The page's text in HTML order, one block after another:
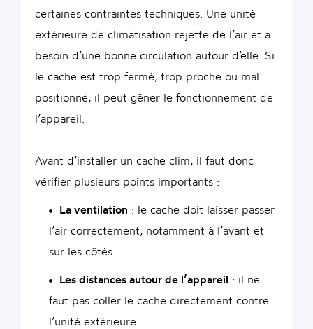
certaines contraintes techniques. Une unité
extérieure de climatisation rejette de l’air et a
besoin d’une bonne circulation autour d’elle. Si
le cache est trop fermé, trop proche ou mal
positionné, il peut gêner le fonctionnement de
l’appareil.
Avant d’installer un cache clim, il faut donc
vérifier plusieurs points importants :
La ventilation : le cache doit laisser passer
l’air correctement, notamment à l’avant et
sur les côtés.
Les distances autour de l’appareil : il ne
faut pas coller le cache directement contre
l’unité extérieure.